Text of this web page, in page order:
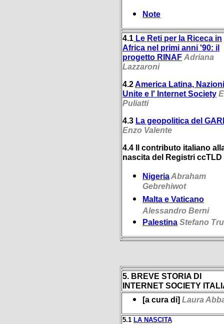
Note
4.1 Le Reti per la Riceca in
Africa nel primi anni '90: il
progetto RINAF Adriana
Lazzaroni
4.2America Latina, Nazioni
Unite e l' Internet Society
Puliatti
4.3 La geopolitica del
Enzo Valente
4.4 Il contributo italiano
nascita del Registri ccTLD
NigeriaAbraham
Gebrehiwot
Malta e Vaticano
Alessandro Berni
Palestina Stefano
5. BREVE STORIA DI
INTERNET SOCIETY
[a cura di] Laura
5.1 LA NASCITA